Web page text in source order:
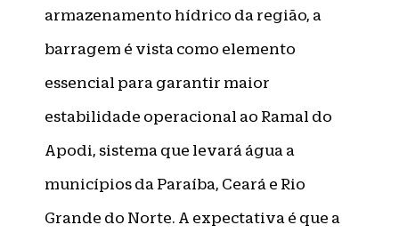
armazenamento hídrico da região, a
barragem é vista como elemento
essencial para garantir maior
estabilidade operacional ao Ramal do
Apodi, sistema que levará água a
municípios da Paraíba, Ceará e Rio
Grande do Norte. A expectativa é que a